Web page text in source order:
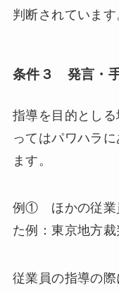
判断されています
条件３ 発言・
指導を目的とし
ってはパワハラ
ます。
例① ほかの従業
た例：東京地方
従業員の指導の